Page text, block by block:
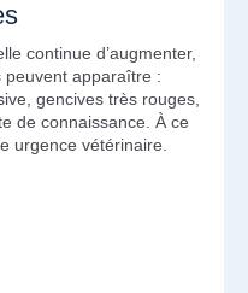
continue d’augmenter,
peuvent apparaître :
gencives très rouges,
de connaissance. À ce
urgence vétérinaire.